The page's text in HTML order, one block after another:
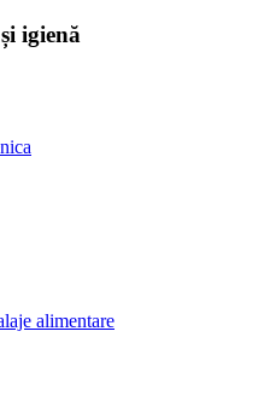
igienă
alimentare